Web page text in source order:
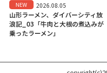
NEW 2026.08.05
山形ラーメン、ダイバーシティ放
浪記_03「牛肉と大根の煮込みが
乗ったラーメン」